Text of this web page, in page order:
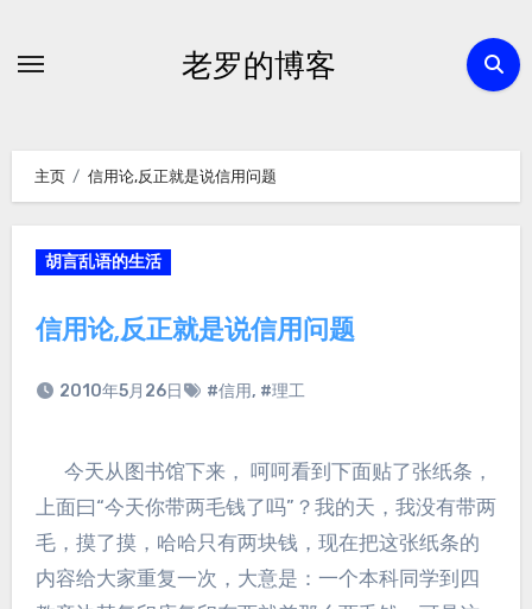
老罗的博客
主页 信用论,反正就是说信用问题
胡言乱语的生活
信用论,反正就是说信用问题
2010年5月26日 #信用, #理工
今天从图书馆下来， 呵呵看到下面贴了张纸条，
上面曰“今天你带两毛钱了吗”？我的天，我没有带两
毛，摸了摸，哈哈只有两块钱，现在把这张纸条的
内容给大家重复一次，大意是：一个本科同学到四